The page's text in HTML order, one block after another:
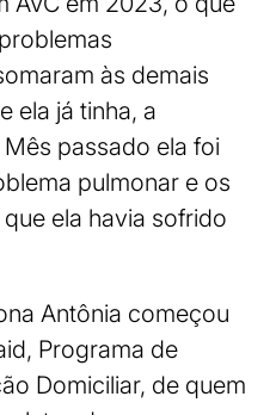
às demais
ela já tinha, a
passado ela foi
pulmonar e os
ela havia sofrido
Antônia começou
Programa de
Domiciliar, de quem